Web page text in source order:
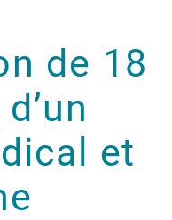
de 18
et